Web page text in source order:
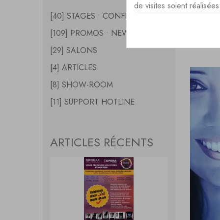
[40] STAGES • CONFERENCES
[109] PROMOS • NEWS
[29] SALONS
[4] ARTICLES
[8] SHOW-ROOM
[11] SUPPORT HOTLINE
ARTICLES RÉCENTS
de visites soient